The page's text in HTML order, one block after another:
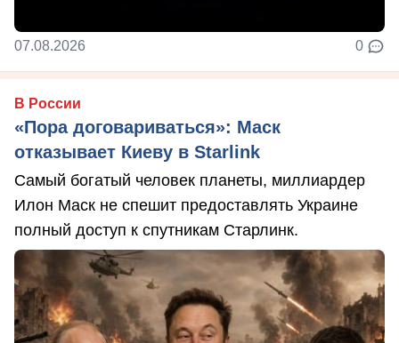
07.08.2026 0
В России
«Пора договариваться»: Маск
отказывает Киеву в Starlink
Самый богатый человек планеты, миллиардер
Илон Маск не спешит предоставлять Украине
полный доступ к спутникам Старлинк.